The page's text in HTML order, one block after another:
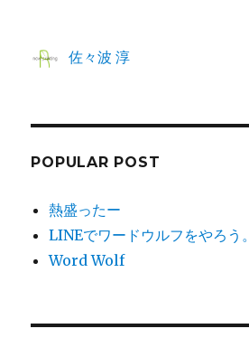
佐々波 淳
POPULAR POST
熱盛ったー
LINEでワードウルフをやろう。
Word Wolf